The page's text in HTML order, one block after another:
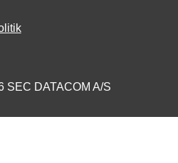
SEC DATACOM A/S